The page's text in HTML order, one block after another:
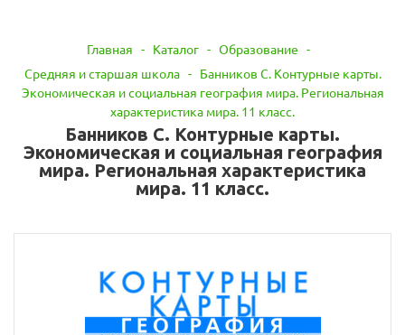
Главная - Каталог - Образование -
Средняя и старшая школа - Банников С. Контурные карты.
Экономическая и социальная география мира. Региональная
характеристика мира. 11 класс.
Банников С. Контурные карты.
Экономическая и социальная география
мира. Региональная характеристика
мира. 11 класс.